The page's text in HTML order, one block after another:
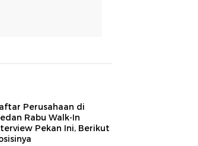
Perusahaan di
Rabu Walk-In
Pekan Ini, Berikut